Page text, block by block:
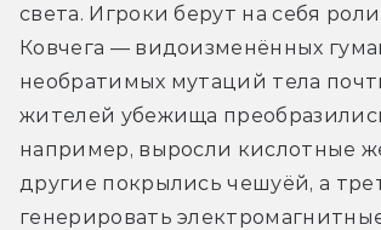
света. Игроки берут на себя
Ковчега — видоизменённых
необратимых мутаций тела
жителей убежища
например, выросли кислотные
другие покрылись чешуёй, а
генерировать